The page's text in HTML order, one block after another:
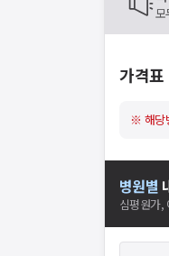
모
가격표
※ 해당
병원별
심평원가,